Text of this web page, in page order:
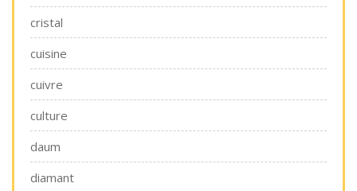
cristal
cuisine
cuivre
culture
daum
diamant